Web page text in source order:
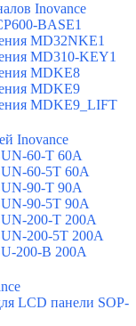
Inovance
BASE1
MD32NKE1
MD310-KEY1
MDKE8
MDKE9
MDKE9_LIFT
Inovance
60-T 60A
60-5T 60A
90-T 90A
90-5T 90A
200-T 200A
200-5T 200A
200-B 200A
LCD панели SOP-